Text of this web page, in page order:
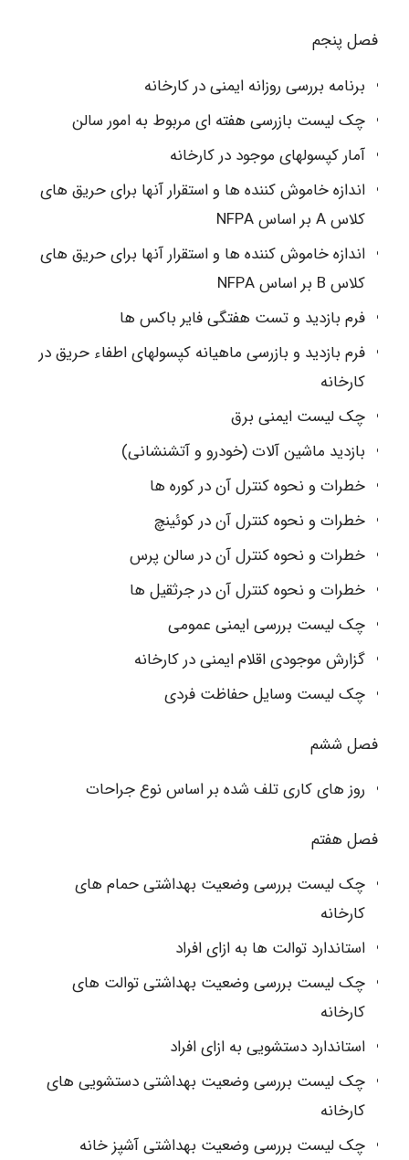
فصل پنجم
برنامه بررسی روزانه ایمنی در کارخانه
چک لیست بازرسی هفته ای مربوط به امور سالن
آمار کپسولهای موجود در کارخانه
اندازه خاموش کننده ها و استقرار آنها برای حریق های
کلاس A بر اساس NFPA
اندازه خاموش کننده ها و استقرار آنها برای حریق های
کلاس B بر اساس NFPA
فرم بازدید و تست هفتگی فایر باکس ها
فرم بازدید و بازرسی ماهیانه کپسولهای اطفاء حریق در
کارخانه
چک لیست ایمنی برق
بازدید ماشین آلات (خودرو و آتشنشانی)
خطرات و نحوه کنترل آن در کوره ها
خطرات و نحوه کنترل آن در کوئینچ
خطرات و نحوه کنترل آن در سالن پرس
خطرات و نحوه کنترل آن در جرثقیل ها
چک لیست بررسی ایمنی عمومی
گزارش موجودی اقلام ایمنی در کارخانه
چک لیست وسایل حفاظت فردی
فصل ششم
روز های کاری تلف شده بر اساس نوع جراحات
فصل هفتم
چک لیست بررسی وضعیت بهداشتی حمام های
کارخانه
استاندارد توالت ها به ازای افراد
چک لیست بررسی وضعیت بهداشتی توالت های
کارخانه
استاندارد دستشویی به ازای افراد
چک لیست بررسی وضعیت بهداشتی دستشویی های
کارخانه
چک لیست بررسی وضعیت بهداشتی آشپز خانه